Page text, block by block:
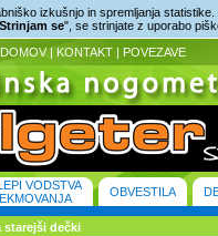
izkušnjo in spremljanja statistike.
Strinjam se", se strinjate z uporabo
DOMOV | KONTAKT | POVEZAVE
VODSTVA
OBVESTILA
starejši dečki